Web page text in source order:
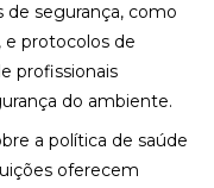
de segurança, como
e protocolos de
profissionais
do ambiente.
a política de saúde
oferecem